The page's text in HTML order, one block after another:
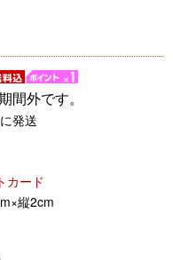
間外です。
発送
カード
縦2cm